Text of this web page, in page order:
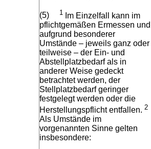
(5) 1 Im Einzelfall kann im
pflichtgemäßen Ermessen und
aufgrund besonderer
Umstände – jeweils ganz oder
teilweise – der Ein- und
Abstellplatzbedarf als in
anderer Weise gedeckt
betrachtet werden, der
Stellplatzbedarf geringer
festgelegt werden oder die
Herstellungspflicht entfallen. 2
Als Umstände im
vorgenannten Sinne gelten
insbesondere: